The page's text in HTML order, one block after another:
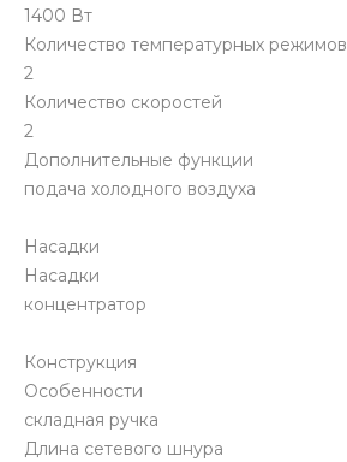
1400 Вт
Количество температурных режимов
2
Количество скоростей
2
Дополнительные функции
подача холодного воздуха
Насадки
Насадки
концентратор
Конструкция
Особенности
складная ручка
Длина сетевого шнура